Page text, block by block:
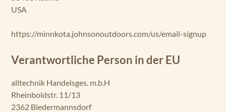
USA
https://minnkota.johnsonoutdoors.com/us/email-signup
Verantwortliche Person in der EU
alltechnik Handelsges. m.b.H
Rheinboldstr. 11/13
2362 Biedermannsdorf